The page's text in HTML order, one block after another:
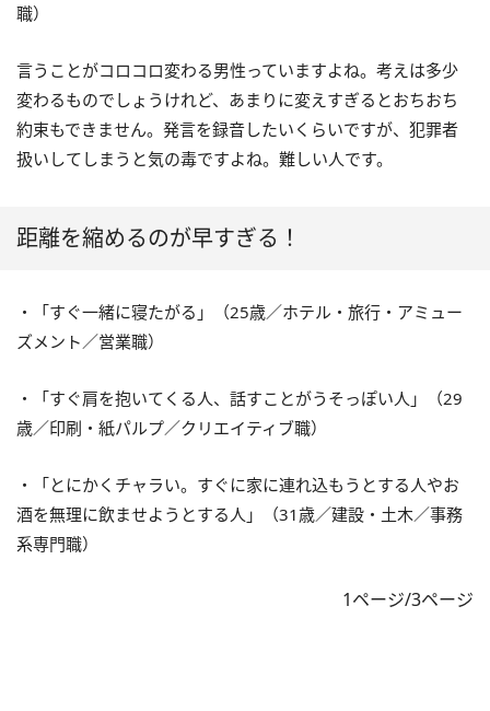
職）
言うことがコロコロ変わる男性っていますよね。考えは多少
変わるものでしょうけれど、あまりに変えすぎるとおちおち
約束もできません。発言を録音したいくらいですが、犯罪者
扱いしてしまうと気の毒ですよね。難しい人です。
距離を縮めるのが早すぎる！
・「すぐ一緒に寝たがる」（25歳／ホテル・旅行・アミュー
ズメント／営業職）
・「すぐ肩を抱いてくる人、話すことがうそっぽい人」（29
歳／印刷・紙パルプ／クリエイティブ職）
・「とにかくチャラい。すぐに家に連れ込もうとする人やお
酒を無理に飲ませようとする人」（31歳／建設・土木／事務
系専門職）
1ページ/3ページ